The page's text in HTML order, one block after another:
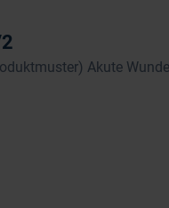
Akute